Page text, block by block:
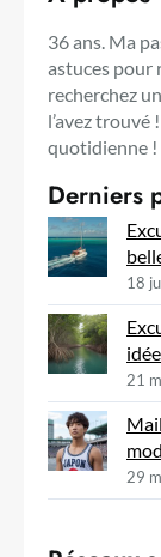
36 ans. Ma
astuces pour
recherchez
l’avez
quotidienne !
Derniers
18
21
29